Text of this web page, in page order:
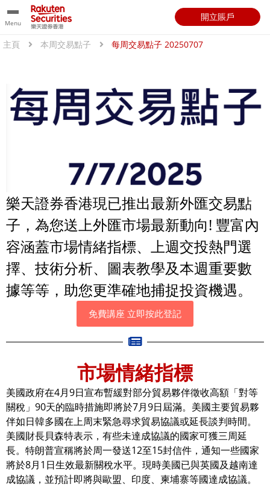
Menu
開立賬戶
主頁 本周交易點子 每周交易點子 20250707
樂天證券香港現已推出最新外匯交易點
子，為您送上外匯市場最新動向! 豐富內
容涵蓋市場情緒指標、上週交投熱門選
擇、技術分析、圖表教學及本週重要數
據等等，助您更準確地捕捉投資機遇。
免費講座 立即按此登記
市場情緒指標
美國政府在4月9日宣布暫緩對部分貿易夥伴徵收高額「對等
關稅」90天的臨時措施即將於7月9日屆滿。美國主要貿易夥
伴如日韓多國在上周末緊急尋求貿易協議或延長談判時間。
美國財長貝森特表示，有些未達成協議的國家可獲三周延
長。特朗普宣稱將於周一發送12至15封信件，通知一些國家
將於8月1日生效最新關稅水平。現時美國已與英國及越南達
成協議，並預計即將與歐盟、印度、柬埔寨等國達成協議。